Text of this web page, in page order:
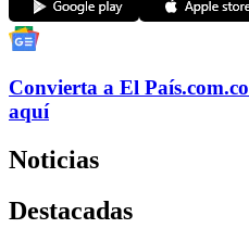
Convierta a El País.com.co
aquí
Noticias
Destacadas